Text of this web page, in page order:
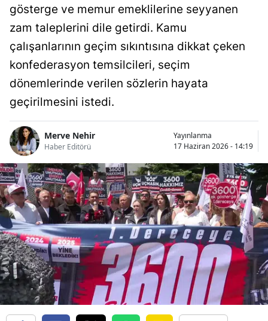
gösterge ve memur emeklilerine seyyanen
zam taleplerini dile getirdi. Kamu
çalışanlarının geçim sıkıntısına dikkat çeken
konfederasyon temsilcileri, seçim
dönemlerinde verilen sözlerin hayata
geçirilmesini istedi.
Merve Nehir
Haber Editörü
Yayınlanma
17 Haziran 2026 - 14:19